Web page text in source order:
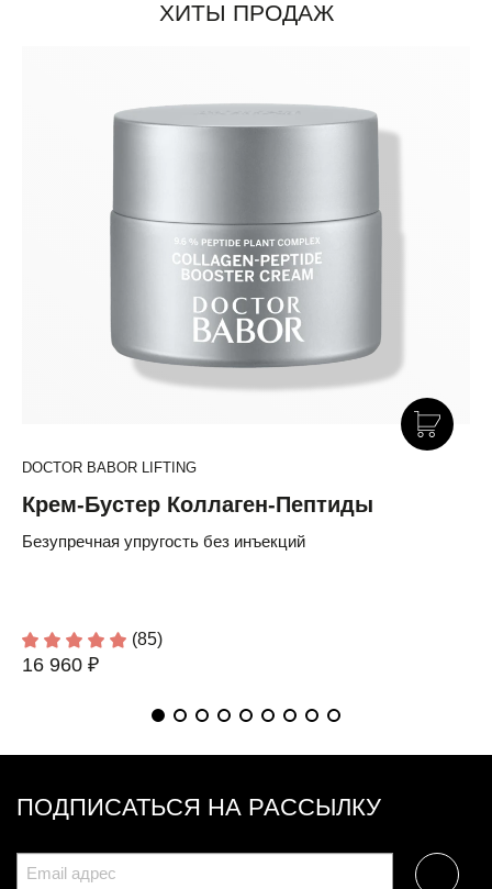
ХИТЫ ПРОДАЖ
DOCTOR BABOR LIFTING
Крем-Бустер Коллаген-Пептиды
Безупречная упругость без инъекций
(85)
16 960 ₽
ПОДПИСАТЬСЯ НА РАССЫЛКУ